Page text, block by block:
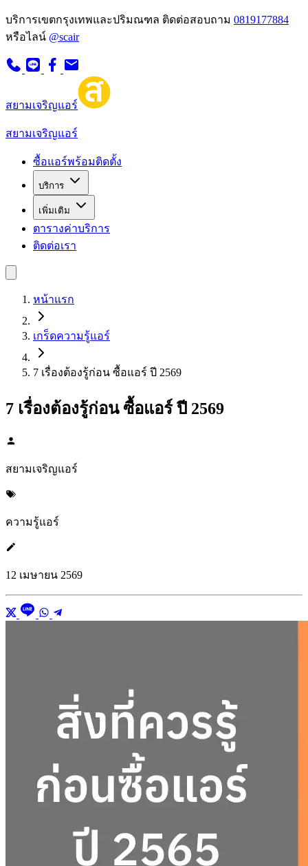
บริการเขตกรุงเทพและปริมณฑล ติดต่อสอบถาม 0819177884
หรือไลน์ @scair
สยามเจริญแอร์
สยามเจริญแอร์
ซื้อแอร์พร้อมติดตั้ง
บริการ
เพิ่มเติม
ตารางค่าบริการ
ติดต่อเรา
หน้าแรก
เกร็ดความรู้แอร์
7 เรื่องต้องรู้ก่อน ซื้อแอร์ ปี 2569
7 เรื่องต้องรู้ก่อน ซื้อแอร์ ปี 2569
สยามเจริญแอร์
ความรู้แอร์
12 เมษายน 2569